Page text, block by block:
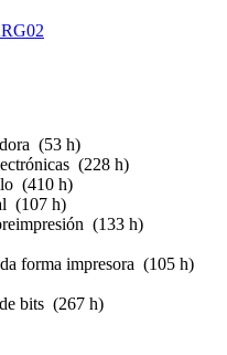
(53 h)
(228 h)
(410 h)
(107 h)
(133 h)
forma impresora (105 h)
bits (267 h)